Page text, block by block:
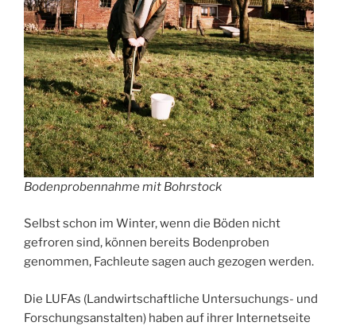
Bodenprobennahme mit Bohrstock
Selbst schon im Winter, wenn die Böden nicht
gefroren sind, können bereits Bodenproben
genommen, Fachleute sagen auch gezogen werden.
Die LUFAs (Landwirtschaftliche Untersuchungs- und
Forschungsanstalten) haben auf ihrer Internetseite